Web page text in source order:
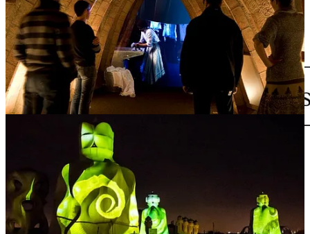
Descubre nuestros proyectos
La constancia es el complemento indispensable de todas las demás
virtudes humanas.”
Giuseppe Mazzini